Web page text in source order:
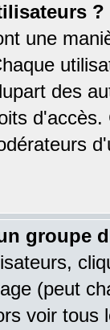
?
une
des
groupe
(peut
voir tous